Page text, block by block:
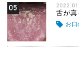
05
舌が
お口